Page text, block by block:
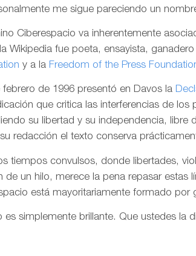
me sigue pareciendo un
Ciberespacio va inherentemente
Wikipedia fue poeta, ensayista,
y a la Freedom of the Press
febrero de 1996 presentó en Davos la
que critica las interferencias de
su libertad y su independencia, libre
redacción el texto conserva
tiempos convulsos, donde libertades,
de un hilo, merece la pena repasar estas
está mayoritariamente formado
es simplemente brillante. Que ustedes la